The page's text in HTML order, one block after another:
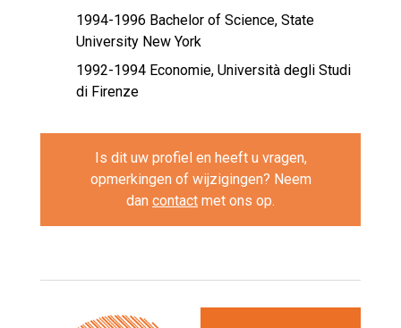
1994-1996 Bachelor of Science, State
University New York
1992-1994 Economie, Università degli Studi
di Firenze
Is dit uw profiel en heeft u vragen,
opmerkingen of wijzigingen? Neem
dan contact met ons op.